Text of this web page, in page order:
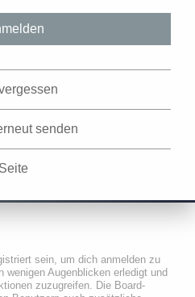
senden
sein, um dich anmelden zu
wenigen Augenblicken erledigt und
zuzugreifen. Die Board-